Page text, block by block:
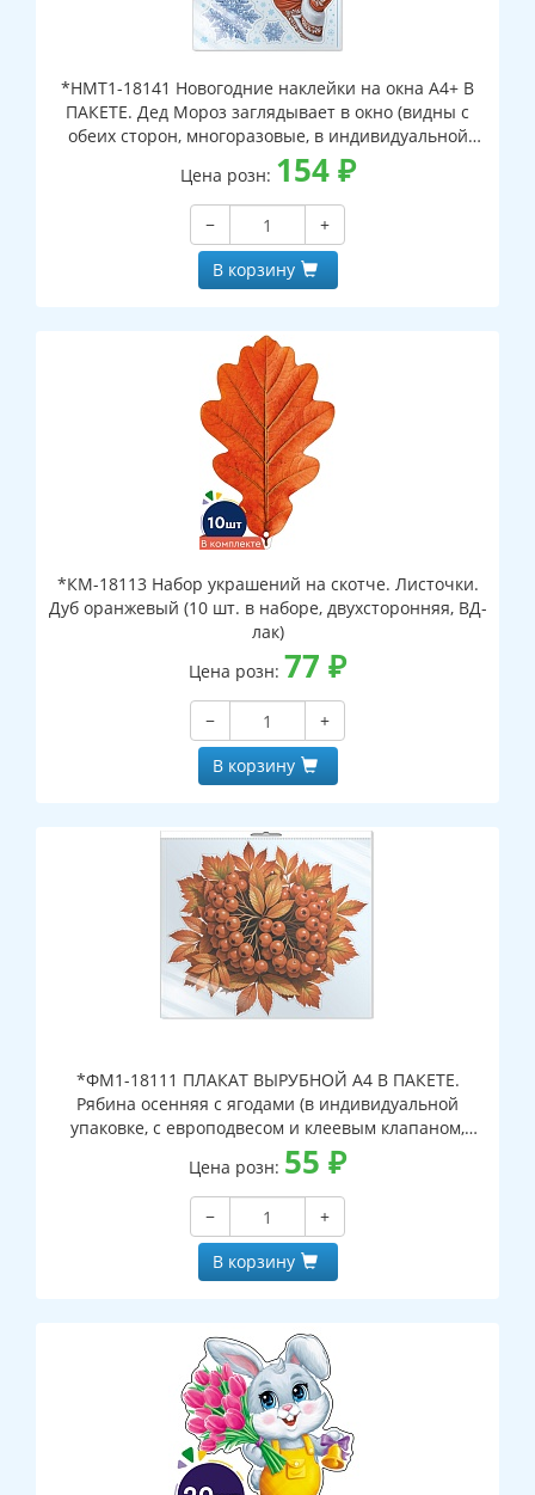
*НМТ1-18141 Новогодние наклейки на окна А4+ В
ПАКЕТЕ. Дед Мороз заглядывает в окно (видны с
обеих сторон, многоразовые, в индивидуальной
упаковке, с европодвесом и клеевым клапаном)
Цена розн: 154₽
−
+
В корзину
*КМ-18113 Набор украшений на скотче. Листочки.
Дуб оранжевый (10 шт. в наборе, двухсторонняя, ВД-
лак)
Цена розн: 77 ₽
−
+
В корзину
*ФМ1-18111 ПЛАКАТ ВЫРУБНОЙ А4 В ПАКЕТЕ.
Рябина осенняя с ягодами (в индивидуальной
упаковке, с европодвесом и клеевым клапаном,
двухсторонний, ВД-лак)
Цена розн: 55 ₽
−
+
В корзину